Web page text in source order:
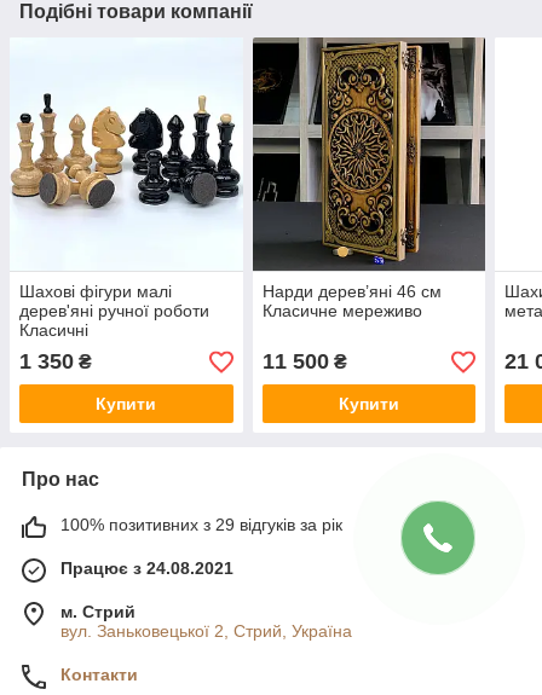
Подібні товари компанії
Шахові фігури малі
дерев'яні ручної роботи
Класичні
1 350 ₴
Купити
Нарди дерев’яні 46 см
Класичне мереживо
11 500₴
Купити
21
Про нас
100% позитивних з 29 відгуків за рік
Працює з 24.08.2021
м. Стрий
вул. Заньковецької 2, Стрий, Україна
Контакти